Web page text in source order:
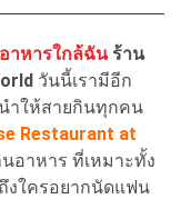
าหารใกล้ฉันร้าน
วันนี้เรามีอีก
ำให้สายกินทุกคน
Restaurant at
อาหาร ที่เหมาะทั้ง
งใครอยากนัดแฟน